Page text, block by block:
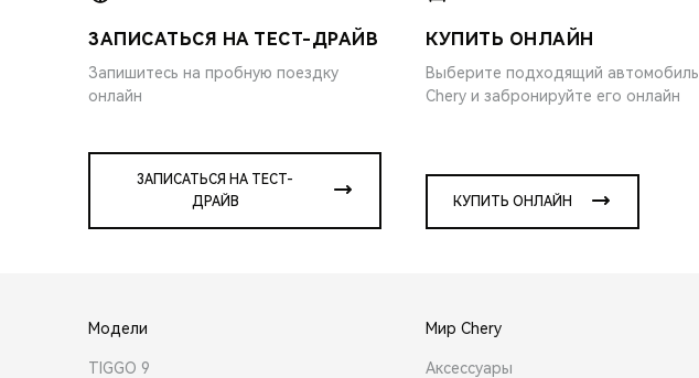
ЗАПИСАТЬСЯ НА ТЕСТ-ДРАЙВ
Запишитесь на пробную поездку
онлайн
ЗАПИСАТЬСЯ НА ТЕСТ-
ДРАЙВ
КУПИТЬ ОНЛАЙН
Выберите подходящий автомобиль
Chery и забронируйте его онлайн
КУПИТЬ ОНЛАЙН
Модели
TIGGO 9
Мир Chery
Аксессуары